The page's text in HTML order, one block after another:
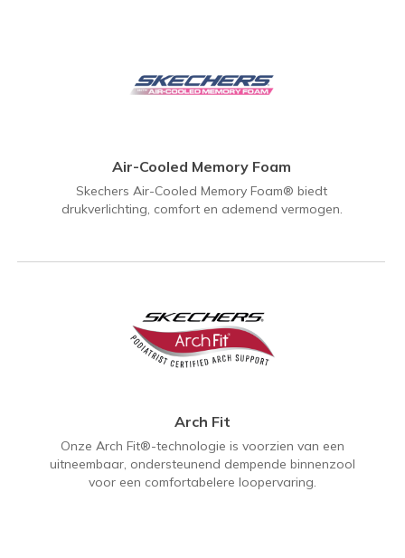
Air-Cooled Memory Foam
Skechers Air-Cooled Memory Foam® biedt
drukverlichting, comfort en ademend vermogen.
Arch Fit
Onze Arch Fit®-technologie is voorzien van een
uitneembaar, ondersteunend dempende binnenzool
voor een comfortabelere loopervaring.